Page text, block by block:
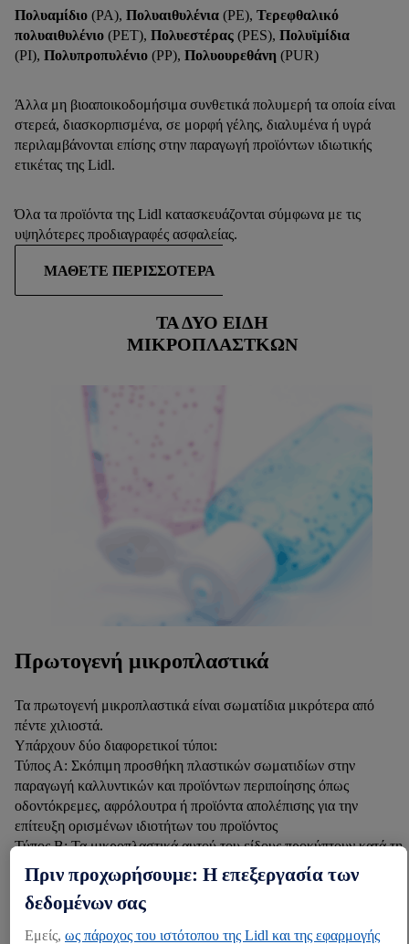
Πολυαμίδιο (ΡΑ), Πολυαιθυλένια (ΡΕ), Τερεφθαλικό
πολυαιθυλένιο (PET), Πολυεστέρας (PES), Πολυϊμίδια
(PI), Πολυπροπυλένιο (PP), Πολυουρεθάνη (PUR)
Άλλα μη βιοαποικοδομήσιμα συνθετικά πολυμερή τα οποία είναι
στερεά, διασκορπισμένα, σε μορφή γέλης, διαλυμένα ή υγρά
περιλαμβάνονται επίσης στην παραγωγή προϊόντων ιδιωτικής
ετικέτας της Lidl.
Όλα τα προϊόντα της Lidl κατασκευάζονται σύμφωνα με τις
υψηλότερες προδιαγραφές ασφαλείας.
ΜΆΘΕΤΕ ΠΕΡΙΣΣΌΤΕΡΑ
ΤΑ ΔΎΟ ΕΊΔΗ
ΜΙΚΡΟΠΛΑΣΤΚΏΝ
Πρωτογενή μικροπλαστικά
Τα πρωτογενή μικροπλαστικά είναι σωματίδια μικρότερα από
πέντε χιλιοστά.
Υπάρχουν δύο διαφορετικοί τύποι:
Τύπος Α: Σκόπιμη προσθήκη πλαστικών σωματιδίων στην
παραγωγή καλλυντικών και προϊόντων περιποίησης όπως
οδοντόκρεμες, αφρόλουτρα ή προϊόντα απολέπισης για την
επίτευξη ορισμένων ιδιοτήτων του προϊόντος
Τύπος Β: Τα μικροπλαστικά αυτού του είδους προκύπτουν κατά τη
χρήση πλαστικών προϊόντων, όπως κατά την τριβή των ελαστικών
ή κατά το πλύσιμο μέσω της απελευθέρωσης συνθετικών ινών.
Πριν προχωρήσουμε: Η επεξεργασία των
δεδομένων σας
Εμείς, ως πάροχος του ιστότοπου της Lidl και της εφαρμογής